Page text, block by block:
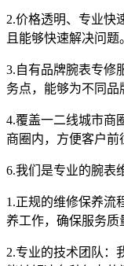
2.价格透明、专业快
且能够快速解决问题
3.自有品牌腕表专修
务点，能够为不同品
4.覆盖一二线城市商
商圈内，方便客户前
6.我们是专业的腕表
1.正规的维修保养流
养工作，确保服务质
2.专业的技术团队：